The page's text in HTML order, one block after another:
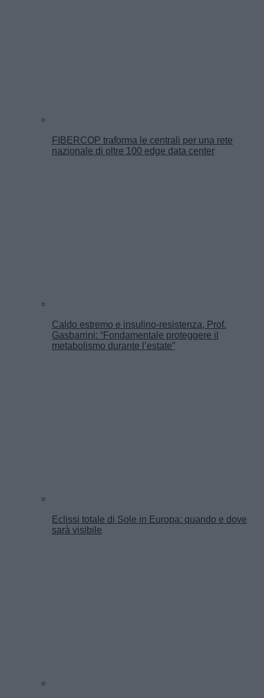
FIBERCOP traforma le centrali per una rete
nazionale di oltre 100 edge data center
Caldo estremo e insulino-resistenza, Prof.
Gasbarrini: “Fondamentale proteggere il
metabolismo durante l’estate”
Eclissi totale di Sole in Europa: quando e dove
sarà visibile